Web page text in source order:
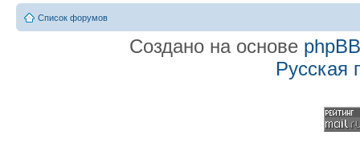
Список форумов
Создано на основе phpBB
Русская